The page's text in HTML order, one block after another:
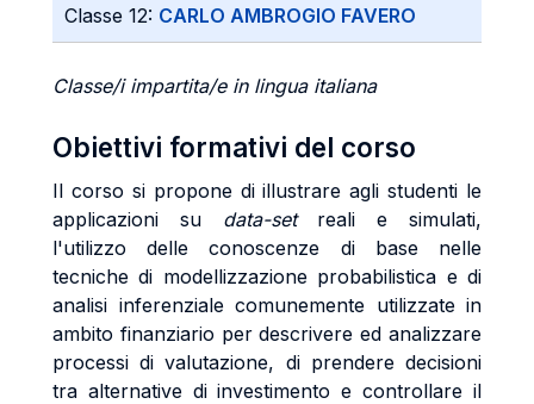
Classe 12: CARLO AMBROGIO FAVERO
Classe/i impartita/e in lingua italiana
Obiettivi formativi del corso
Il corso si propone di illustrare agli studenti le
applicazioni su data-setreali e simulati,
l'utilizzo delle conoscenze di base nelle
tecniche di modellizzazione probabilistica e di
analisi inferenziale comunemente utilizzate in
ambito finanziario per descrivere ed analizzare
processi di valutazione, di prendere decisioni
tra alternative di investimento e controllare il